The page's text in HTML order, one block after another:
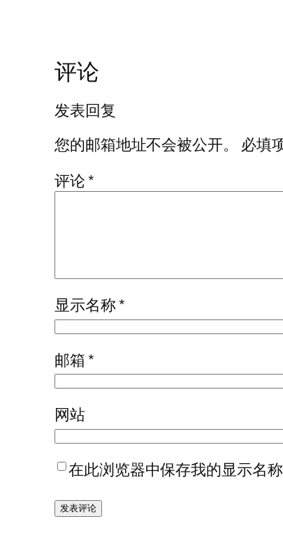
评论
发表回复
您的邮箱地址不会被公开。
必填
评论*
显示名称*
邮箱*
网站
在此浏览器中保存我的显示名